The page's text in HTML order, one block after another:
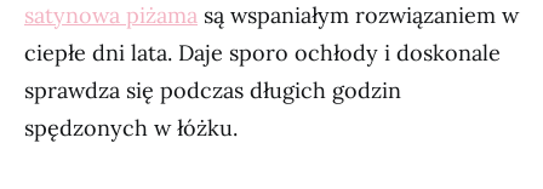
satynowa piżama są wspaniałym rozwiązaniem w
ciepłe dni lata. Daje sporo ochłody i doskonale
sprawdza się podczas długich godzin
spędzonych w łóżku.